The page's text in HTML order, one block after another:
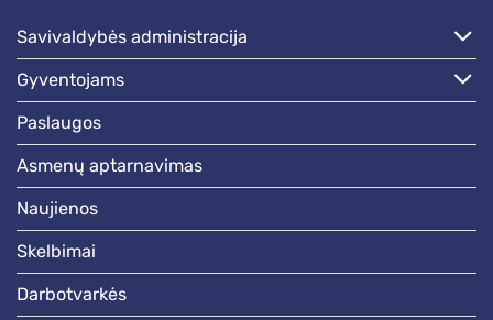
savivaldybės administracija
gyventojams
paslaugos
asmenų aptarnavimas
naujienos
skelbimai
darbotvarkės